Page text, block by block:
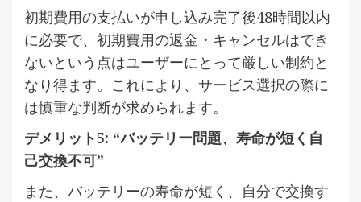
初期費用の支払いが申し込み完了後48時間以内
に必要で、初期費用の返金・キャンセルはでき
ないという点はユーザーにとって厳しい制約と
なり得ます。これにより、サービス選択の際に
は慎重な判断が求められます。
デメリット5: “バッテリー問題、寿命が短く自
己交換不可”
また、バッテリーの寿命が短く、自分で交換す